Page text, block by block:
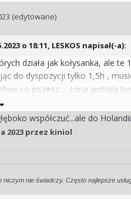
(edytowane)
o 18:11, LESKOS napisał(-a):
działa jak kołysanka, ale te
do dyspozycji tylko 1,5h ,
co piszesz ... żona jechała
doszło, ale po powrocie przez
współczuć...ale do
2023przez kiniol
niczym nie świadczy. Często najlepsze